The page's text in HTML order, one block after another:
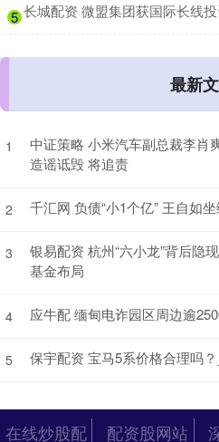
5 长城配资 微盟集团获国际长线
最新
1
中证策略 小米汽车副总裁李肖
造谣诋毁 将追责
2 千汇网 负债“小1个亿” 王自如
3
银易配资 杭州“六小龙”背后隐
基金布局
4 应牛配 缅甸电诈园区周边逾
5 保宇配资 宝马5系价格合理吗
在线炒股配 配资股网站